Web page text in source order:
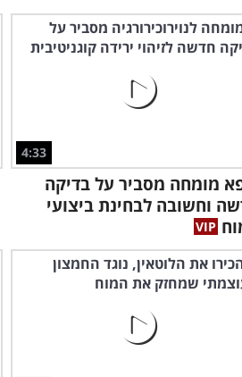
4:33
מומחה מסביר על בדיקה
וחשובה לבחינת ביצועי